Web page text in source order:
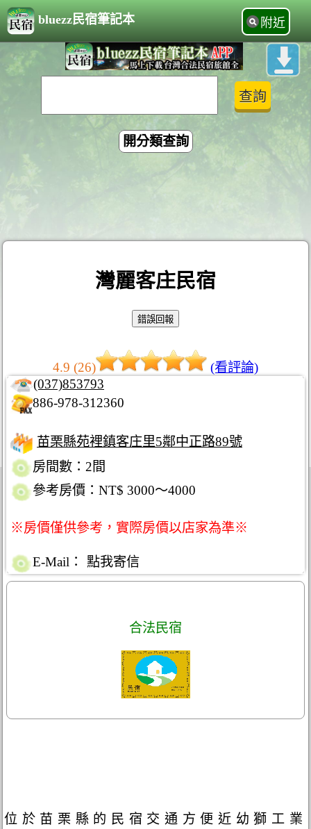
bluezz民宿筆記本 附近
開分類查詢
灣麗客庄民宿
4.9 (26)
(看評論)
(037)853793
886-978-312360
苗栗縣苑裡鎮客庄里5鄰中正路89號
房間數：2間
參考房價：NT$ 3000～4000
※房價僅供參考，實際房價以店家為準※
E-Mail： 點我寄信
合法民宿
位於苗栗縣的民宿交通方便近幼獅工業